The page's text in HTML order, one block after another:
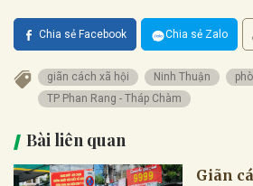
Chia sẻ Facebook Chia sẻ Zalo
giãn cách xã hội Ninh Thuận
TP Phan Rang - Tháp Chàm
Bài liên quan
Giãn